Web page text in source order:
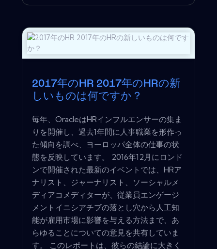
2017年のHR 2017年のHRの新
しいものは何ですか？
毎年、OracleはHRインフルエンサーの集ま
りを開催し、過去1年間に人事職業を形作っ
た傾向を調べ、ヨーロッパ全体の仕事の状
態を反映しています。 2016年12月にロンド
ンで開催された最新のイベントでは、HRア
ナリスト、ジャーナリスト、ソーシャルメ
ディアコメディターが、従業員エンゲージ
メントイニシアチブの落とし穴から人工知
能が雇用市場に影響を与える方法まで、あ
らゆることについての意見を共有していま
す。 このレポートは、彼らの結論に大きく